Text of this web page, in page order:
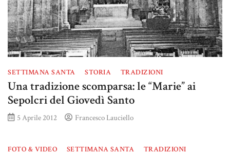
SETTIMANA SANTA STORIA TRADIZIONI
Una tradizione scomparsa: le “Marie” ai
Sepolcri del Giovedì Santo
5 Aprile 2012 Francesco Lauciello
FOTO & VIDEO SETTIMANA SANTA TRADIZIONI